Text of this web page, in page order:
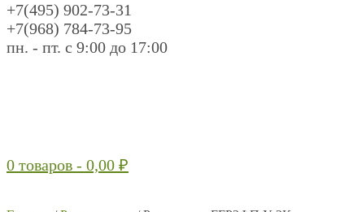
+7(495) 902-73-31
+7(968) 784-73-95
пн. - пт. с 9:00 до 17:00
0 товаров - 0,00 ₽